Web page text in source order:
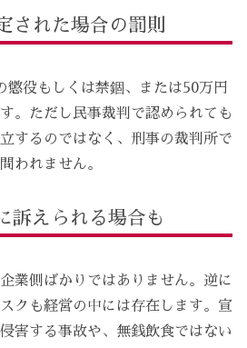
された場合の罰則
懲役もしくは禁錮、または50万円
。ただし民事裁判で認められても
するのではなく、刑事の裁判所で
われません。
訴えられる場合も
業側ばかりではありません。逆に
クも経営の中には存在します。宣
害する事故や、無銭飲食ではない